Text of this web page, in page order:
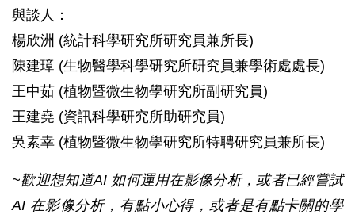
與談人：
楊欣洲 (統計科學研究所研究員兼所長)
陳建璋 (生物醫學科學研究所研究員兼學術處處長)
王中茹 (植物暨微生物學研究所副研究員)
王建堯 (資訊科學研究所助研究員)
吳素幸 (植物暨微生物學研究所特聘研究員兼所長)
~歡迎想知道AI 如何運用在影像分析，或者已經嘗試
AI 在影像分析，有點小心得，或者是有點卡關的學